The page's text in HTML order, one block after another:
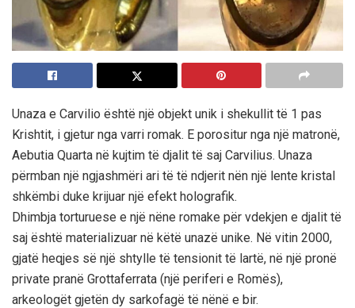
Unaza e Carvilio është një objekt unik i shekullit të 1 pas
Krishtit, i gjetur nga varri romak. E porositur nga një matronë,
Aebutia Quarta në kujtim të djalit të saj Carvilius. Unaza
përmban një ngjashmëri ari të të ndjerit nën një lente kristal
shkëmbi duke krijuar një efekt holografik.
Dhimbja torturuese e një nëne romake për vdekjen e djalit të
saj është materializuar në këtë unazë unike. Në vitin 2000,
gjatë heqjes së një shtylle të tensionit të lartë, në një pronë
private pranë Grottaferrata (një periferi e Romës),
arkeologët gjetën dy sarkofagë të nënë e bir.